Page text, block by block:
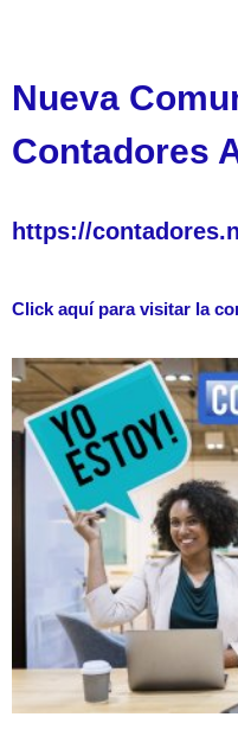
Nueva
Contadores
https://
Click aquí para visitar la